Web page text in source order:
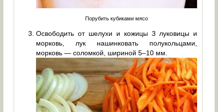
Порубить кубиками мясо
Освободить от шелухи и кожицы 3 луковицы и
морковь, лук нашинковать полукольцами,
морковь — соломкой, шириной 5–10 мм.